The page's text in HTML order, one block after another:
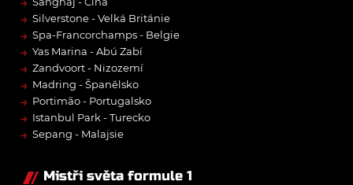
→ Silverstone - Velká Británie
→ Spa-Francorchamps - Belgie
→ Yas Marina - Abú Zabí
→ Zandvoort - Nizozemí
→ Madring - Španělsko
→ Portimão - Portugalsko
→ Istanbul Park - Turecko
→ Sepang - Malajsie
Mistři světa formule 1